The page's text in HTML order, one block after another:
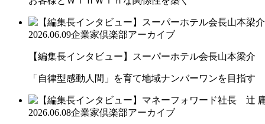
2026.06.09企業家倶楽部アーカイブ
【編集長インタビュー】スーパーホテル会長山本梁介
「自律型感動人間」を育て地域ナンバーワンを目指す
2026.06.08企業家倶楽部アーカイブ